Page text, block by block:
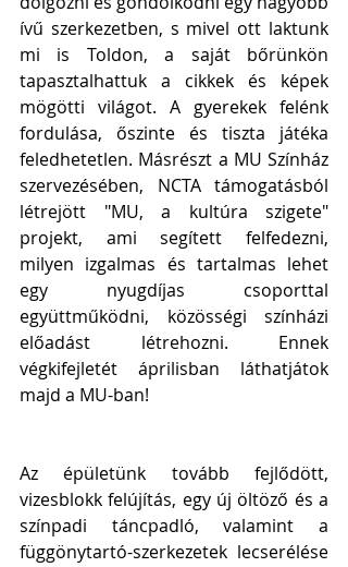
ívű szerkezetben, s mivel ott laktunk
mi is Toldon, a saját bőrünkön
tapasztalhattuk a cikkek és képek
mögötti világot. A gyerekek felénk
fordulása, őszinte és tiszta játéka
feledhetetlen. Másrészt a MU Színház
szervezésében, NCTA támogatásból
létrejött "MU, a kultúra szigete"
projekt, ami segített felfedezni,
milyen izgalmas és tartalmas lehet
egy nyugdíjas csoporttal
együttműködni, közösségi színházi
előadást létrehozni. Ennek
végkifejletét áprilisban láthatjátok
majd a MU-ban!
Az épületünk tovább fejlődött,
vizesblokk felújítás, egy új öltöző és a
színpadi táncpadló, valamint a
függönytartó-szerkezetek lecserélése